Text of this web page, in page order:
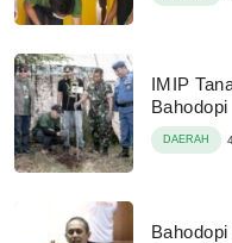
IMIP
Bahodopi
DAERAH